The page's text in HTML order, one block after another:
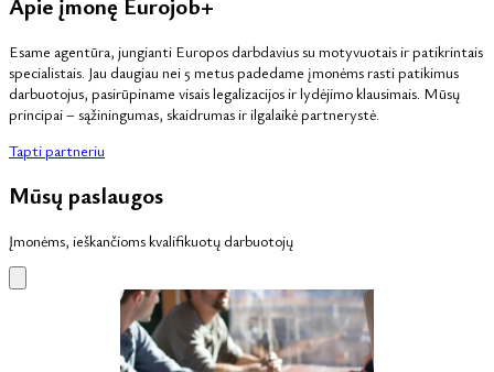
Esame agentūra, jungianti Europos darbdavius su motyvuotais ir patikrintais
specialistais. Jau daugiau nei 5 metus padedame įmonėms rasti patikimus
darbuotojus, pasirūpiname visais legalizacijos ir lydėjimo klausimais. Mūsų
principai – sąžiningumas, skaidrumas ir ilgalaikė partnerystė.
Tapti partneriu
Mūsų paslaugos
Įmonėms, ieškančioms kvalifikuotų darbuotojų